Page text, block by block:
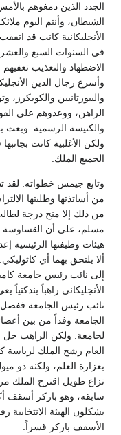
الجدد الذين دمغوهم
الشيطان، وأنتم اليوم
الأنجليكانية كانت قد
في السنوات السبع
الاضطهاد والتعذيب
وأسرع رجال الدين
والبيورتانيين
الراهن، ووعدوهم على
والكنيسة الرسمية. وبعث
ولكن الأغلبية كانت
الجميع الملك.
وتابع جيمس خطواته. لقد
من أساتذتها وطلبتها
من ذلك إلا منح درجة
مسلم، على أن القساوسة
هيئات وظيفتها الرئيسية
ألا يلتحق بهما أي
إلى نائب رئيس جامعة
الأنجليكاني راهباً
نائب رئيس الجامعة
الجامعة وفداً من بين
العام رشح الملك لرياسة
بغزارة العلم، ولكنه ذو
نزاع طويل اقترح الملك
سابقه، وهو باركر أسقف
يشكلون الهيئة
الأسقف باركر قسراً.